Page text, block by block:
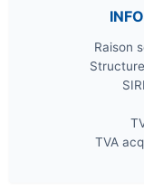
Raison
TVA